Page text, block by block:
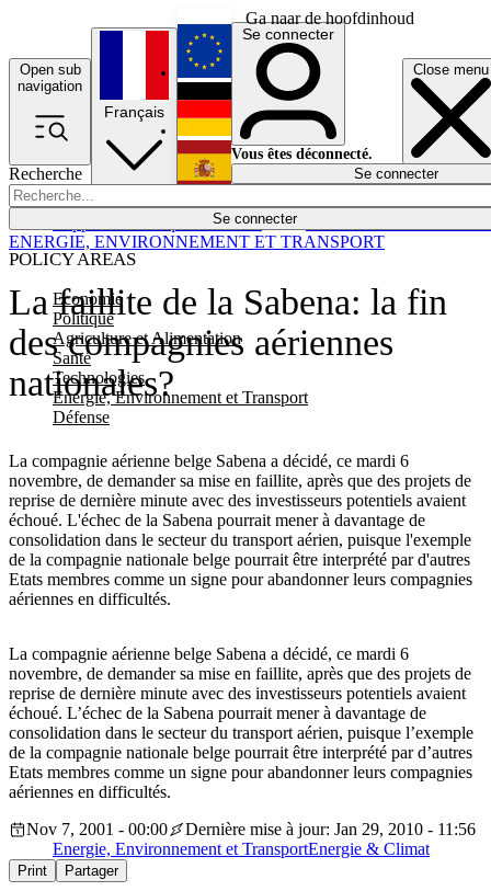
Ga naar de hoofdinhoud
Open sub
navigation
Close menu
Recherche
Se connecter
POLICY AREAS
Economie
Politique
Agriculture et Alimentation
Santé
Technologies
Energie, Environnement et Transport
Défense
Économie
Français
English
Deutsch
Español
Se connecter
Vous êtes déconnecté.
Se connecter
La faillite de la Sabena: la fin
des compagnies aériennes
nationales?
La compagnie aérienne belge Sabena a décidé, ce mardi 6
novembre, de demander sa mise en faillite, après que des projets de
reprise de dernière minute avec des investisseurs potentiels avaient
échoué. L'échec de la Sabena pourrait mener à davantage de
consolidation dans le secteur du transport aérien, puisque l'exemple
de la compagnie nationale belge pourrait être interprété par d'autres
Etats membres comme un signe pour abandonner leurs compagnies
aériennes en difficultés.
ENERGIE, ENVIRONNEMENT ET TRANSPORT
La compagnie aérienne belge Sabena a décidé, ce mardi 6
novembre, de demander sa mise en faillite, après que des projets de
reprise de dernière minute avec des investisseurs potentiels avaient
échoué. L’échec de la Sabena pourrait mener à davantage de
consolidation dans le secteur du transport aérien, puisque l’exemple
de la compagnie nationale belge pourrait être interprété par d’autres
Etats membres comme un signe pour abandonner leurs compagnies
aériennes en difficultés.
Nov 7, 2001 - 00:00
Dernière mise à jour: Jan 29, 2010 - 11:56
Energie, Environnement et TransportEnergie & Climat
Print Partager